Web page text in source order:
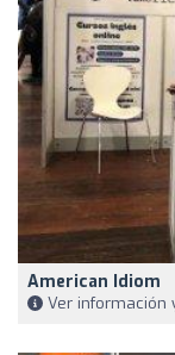
American Idiom
Ver información